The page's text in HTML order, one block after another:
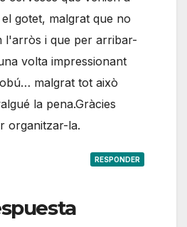
gotet, malgrat que no
l'arròs i que per arribar-
volta impressionant
malgrat tot això
la pena.Gràcies
organitzar-la.
RESPONDER